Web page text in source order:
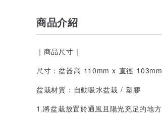
商品介紹
｜商品尺寸｜
尺寸：盆器高 110mm x 直徑 103mm
盆栽材質：自動吸水盆栽 / 塑膠
1.將盆栽放置於通風且陽光充足的地方